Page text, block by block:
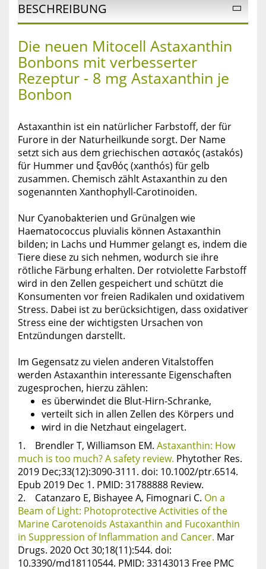
BESCHREIBUNG
Die neuen Mitocell Astaxanthin
Bonbons mit verbesserter
Rezeptur - 8 mg Astaxanthin je
Bonbon
Astaxanthin ist ein natürlicher Farbstoff, der für
Furore in der Naturheilkunde sorgt. Der Name
setzt sich aus dem griechischen αστακός (astakós)
für Hummer und ξανθός (xanthós) für gelb
zusammen. Chemisch zählt Astaxanthin zu den
sogenannten Xanthophyll-Carotinoiden.
Nur Cyanobakterien und Grünalgen wie
Haematococcus pluvialis können Astaxanthin
bilden; in Lachs und Hummer gelangt es, indem die
Tiere diese zu sich nehmen, wodurch sie ihre
rötliche Färbung erhalten. Der rotviolette Farbstoff
wird in den Zellen gespeichert und schützt die
Konsumenten vor freien Radikalen und oxidativem
Stress. Dabei ist zu berücksichtigen, dass oxidativer
Stress eine der wichtigsten Ursachen von
Entzündungen darstellt.
Im Gegensatz zu vielen anderen Vitalstoffen
werden Astaxanthin interessante Eigenschaften
zugesprochen, hierzu zählen:
es überwindet die Blut-Hirn-Schranke,
verteilt sich in allen Zellen des Körpers und
wird in die Netzhaut eingelagert.
1. Brendler T, Williamson EM. Astaxanthin: How
much is too much? A safety review. Phytother Res.
2019 Dec;33(12):3090-3111. doi: 10.1002/ptr.6514.
Epub 2019 Dec 1. PMID: 31788888 Review.
2. Catanzaro E, Bishayee A, Fimognari C. On a
Beam of Light: Photoprotective Activities of the
Marine Carotenoids Astaxanthin and Fucoxanthin
in Suppression of Inflammation and Cancer. Mar
Drugs. 2020 Oct 30;18(11):544. doi:
10.3390/md18110544. PMID: 33143013 Free PMC